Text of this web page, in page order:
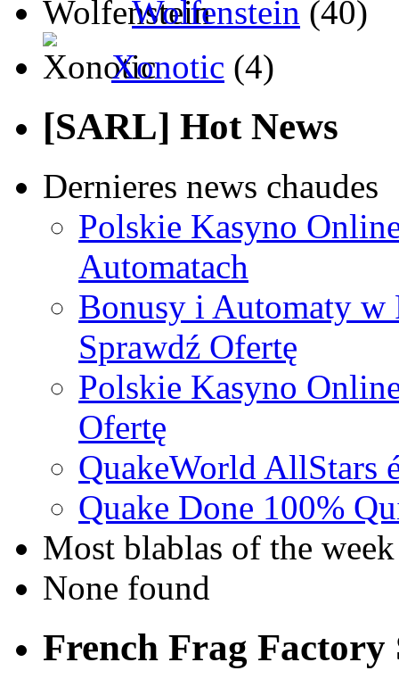
Wolfenstein (40)
Xonotic (4)
[SARL] Hot News
Dernieres news chaudes
Polskie Kasyno
Automatach
Bonusy i Automaty w
Sprawdź Ofertę
Polskie Kasyno
Ofertę
QuakeWorld AllStars
Quake Done 100%
Most blablas of the week
None found
French Frag Factory